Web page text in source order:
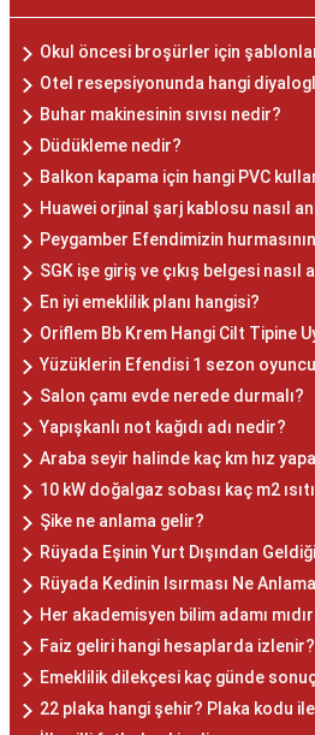
Okul öncesi broşürler için
Otel resepsiyonunda hangi
Buhar makinesinin sıvısı nedir?
Düdükleme nedir?
Balkon kapama için hangi PVC
Huawei orjinal şarj kablosu nasıl
Peygamber Efendimizin
SGK işe giriş ve çıkış belgesi nasıl
En iyi emeklilik planı hangisi?
Oriflem Bb Krem Hangi Cilt Tipine
Yüzüklerin Efendisi 1 sezon
Salon çamı evde nerede durmalı?
Yapışkanlı not kağıdı adı nedir?
Araba seyir halinde kaç km hız
10 kW doğalgaz sobası kaç m2
Şike ne anlama gelir?
Rüyada Eşinin Yurt Dışından
Rüyada Kedinin Isırması Ne
Her akademisyen bilim adamı
Faiz geliri hangi hesaplarda izlenir?
Emeklilik dilekçesi kaç günde
22 plaka hangi şehir? Plaka kodu